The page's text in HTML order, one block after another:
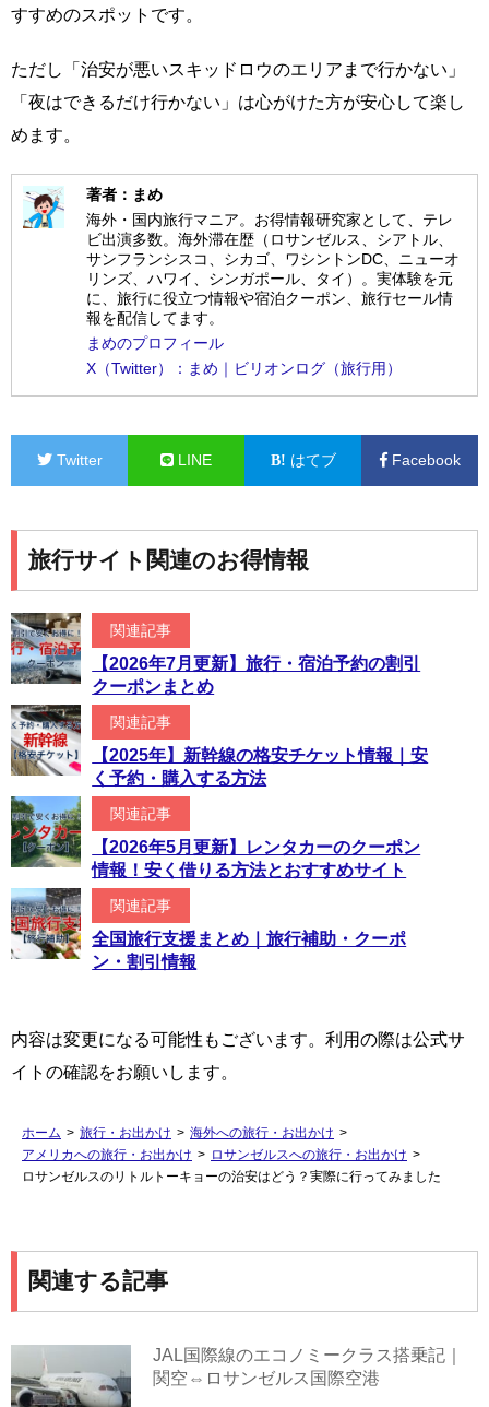
すすめのスポットです。
ただし「治安が悪いスキッドロウのエリアまで行かない」
「夜はできるだけ行かない」は心がけた方が安心して楽し
めます。
著者：まめ
海外・国内旅行マニア。お得情報研究家として、テレ
ビ出演多数。海外滞在歴（ロサンゼルス、シアトル、
サンフランシスコ、シカゴ、ワシントンDC、ニューオ
リンズ、ハワイ、シンガポール、タイ）。実体験を元
に、旅行に役立つ情報や宿泊クーポン、旅行セール情
報を配信してます。
まめのプロフィール
X（Twitter）：まめ｜ビリオンログ（旅行用）
Twitter LINE はてブ Facebook
旅行サイト関連のお得情報
関連記事
【2026年7月更新】旅行・宿泊予約の割引
クーポンまとめ
関連記事
【2025年】新幹線の格安チケット情報｜安
く予約・購入する方法
関連記事
【2026年5月更新】レンタカーのクーポン
情報！安く借りる方法とおすすめサイト
関連記事
全国旅行支援まとめ｜旅行補助・クーポ
ン・割引情報
内容は変更になる可能性もございます。利用の際は公式サ
イトの確認をお願いします。
ホーム > 旅行・お出かけ > 海外への旅行・お出かけ >
アメリカへの旅行・お出かけ > ロサンゼルスへの旅行・お出かけ >
ロサンゼルスのリトルトーキョーの治安はどう？実際に行ってみました
関連する記事
JAL国際線のエコノミークラス搭乗記｜
関空⇔ロサンゼルス国際空港